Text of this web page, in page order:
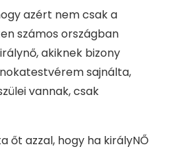
azért nem csak a
számos országban
akiknek bizony
sajnálta,
vannak, csak
őt azzal, hogy ha királyNŐ